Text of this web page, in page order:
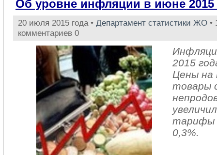
Об уровне инфляции в июне 2015
20 июля 2015 года • Департамент статистики ЖО •
комментариев 0
2015
Цены на
товары
тарифы
0,3%.